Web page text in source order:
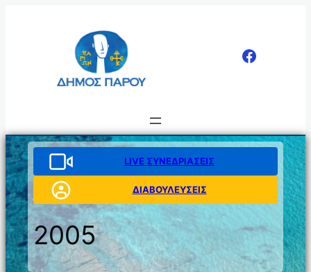
LIVE ΣΥΝΕΔΡΙΑΣΕΙΣ
ΔΙΑΒΟΥΛΕΥΣΕΙΣ
2005